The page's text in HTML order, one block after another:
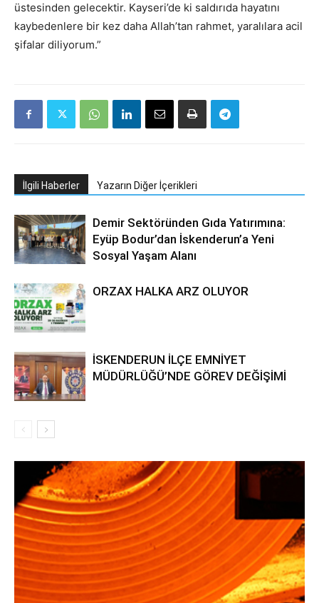
üstesinden gelecektir. Kayseri’de ki saldırıda hayatını
kaybedenlere bir kez daha Allah’tan rahmet, yaralılara acil
şifalar diliyorum.”
İlgili Haberler Yazarın Diğer İçerikleri
Demir Sektöründen Gıda Yatırımına:
Eyüp Bodur’dan İskenderun’a Yeni
Sosyal Yaşam Alanı
ORZAX HALKA ARZ OLUYOR
İSKENDERUN İLÇE EMNİYET
MÜDÜRLÜĞÜ’NDE GÖREV DEĞİŞİMİ